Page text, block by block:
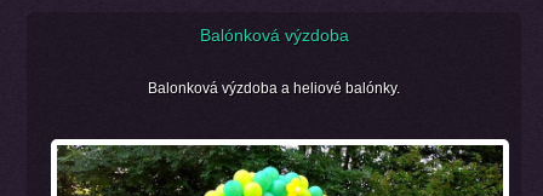
Balónková výzdoba
Balonková výzdoba a heliové balónky.